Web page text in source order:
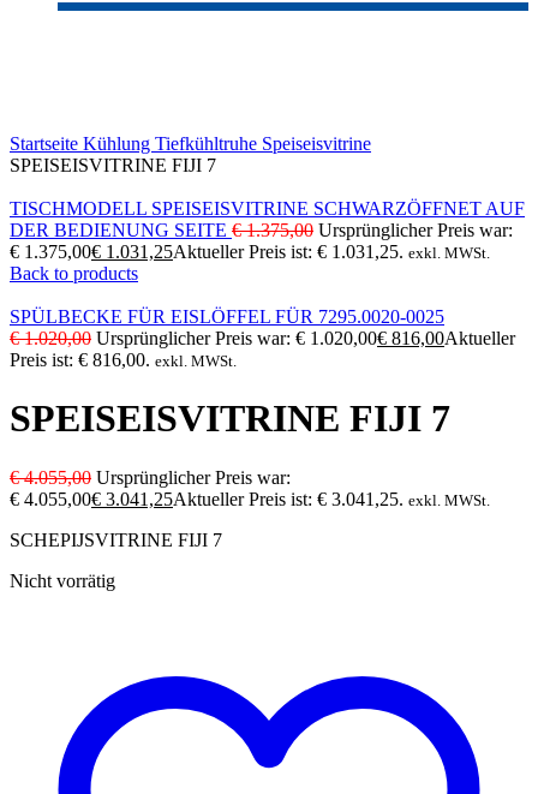
Startseite Kühlung Tiefkühltruhe Speiseisvitrine
SPEISEISVITRINE FIJI 7
TISCHMODELL SPEISEISVITRINE SCHWARZÖFFNET AUF
DER BEDIENUNG SEITE €1.375,00 Ursprünglicher Preis war:
€ 1.375,00€ 1.031,25Aktueller Preis ist: € 1.031,25. exkl. MWSt.
Back to products
SPÜLBECKE FÜR EISLÖFFEL FÜR 7295.0020-0025
€1.020,00 Ursprünglicher Preis war: € 1.020,00€ 816,00Aktueller
Preis ist: € 816,00. exkl. MWSt.
SPEISEISVITRINE FIJI 7
€4.055,00 Ursprünglicher Preis war:
€ 4.055,00€ 3.041,25Aktueller Preis ist: € 3.041,25. exkl. MWSt.
SCHEPIJSVITRINE FIJI 7
Nicht vorrätig